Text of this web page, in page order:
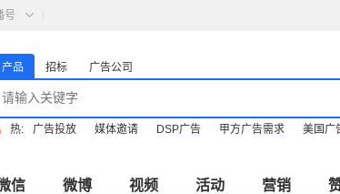
号
产品 招标 广告公司
热: 广告投放 媒体邀请 DSP广告 甲方广告需求 美国广
信 微博 视频 活动 营销